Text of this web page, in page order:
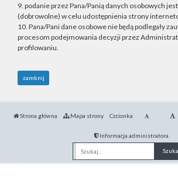
9. podanie przez Pana/Panią danych osobowych
(dobrowolne) w celu udostępnienia strony
10. Pana/Pani dane osobowe nie będą podlegały
procesom podejmowania decyzji przez
profilowaniu.
zamknij
Strona główna Mapa strony Czcionka
Informacja administratora
Fraza